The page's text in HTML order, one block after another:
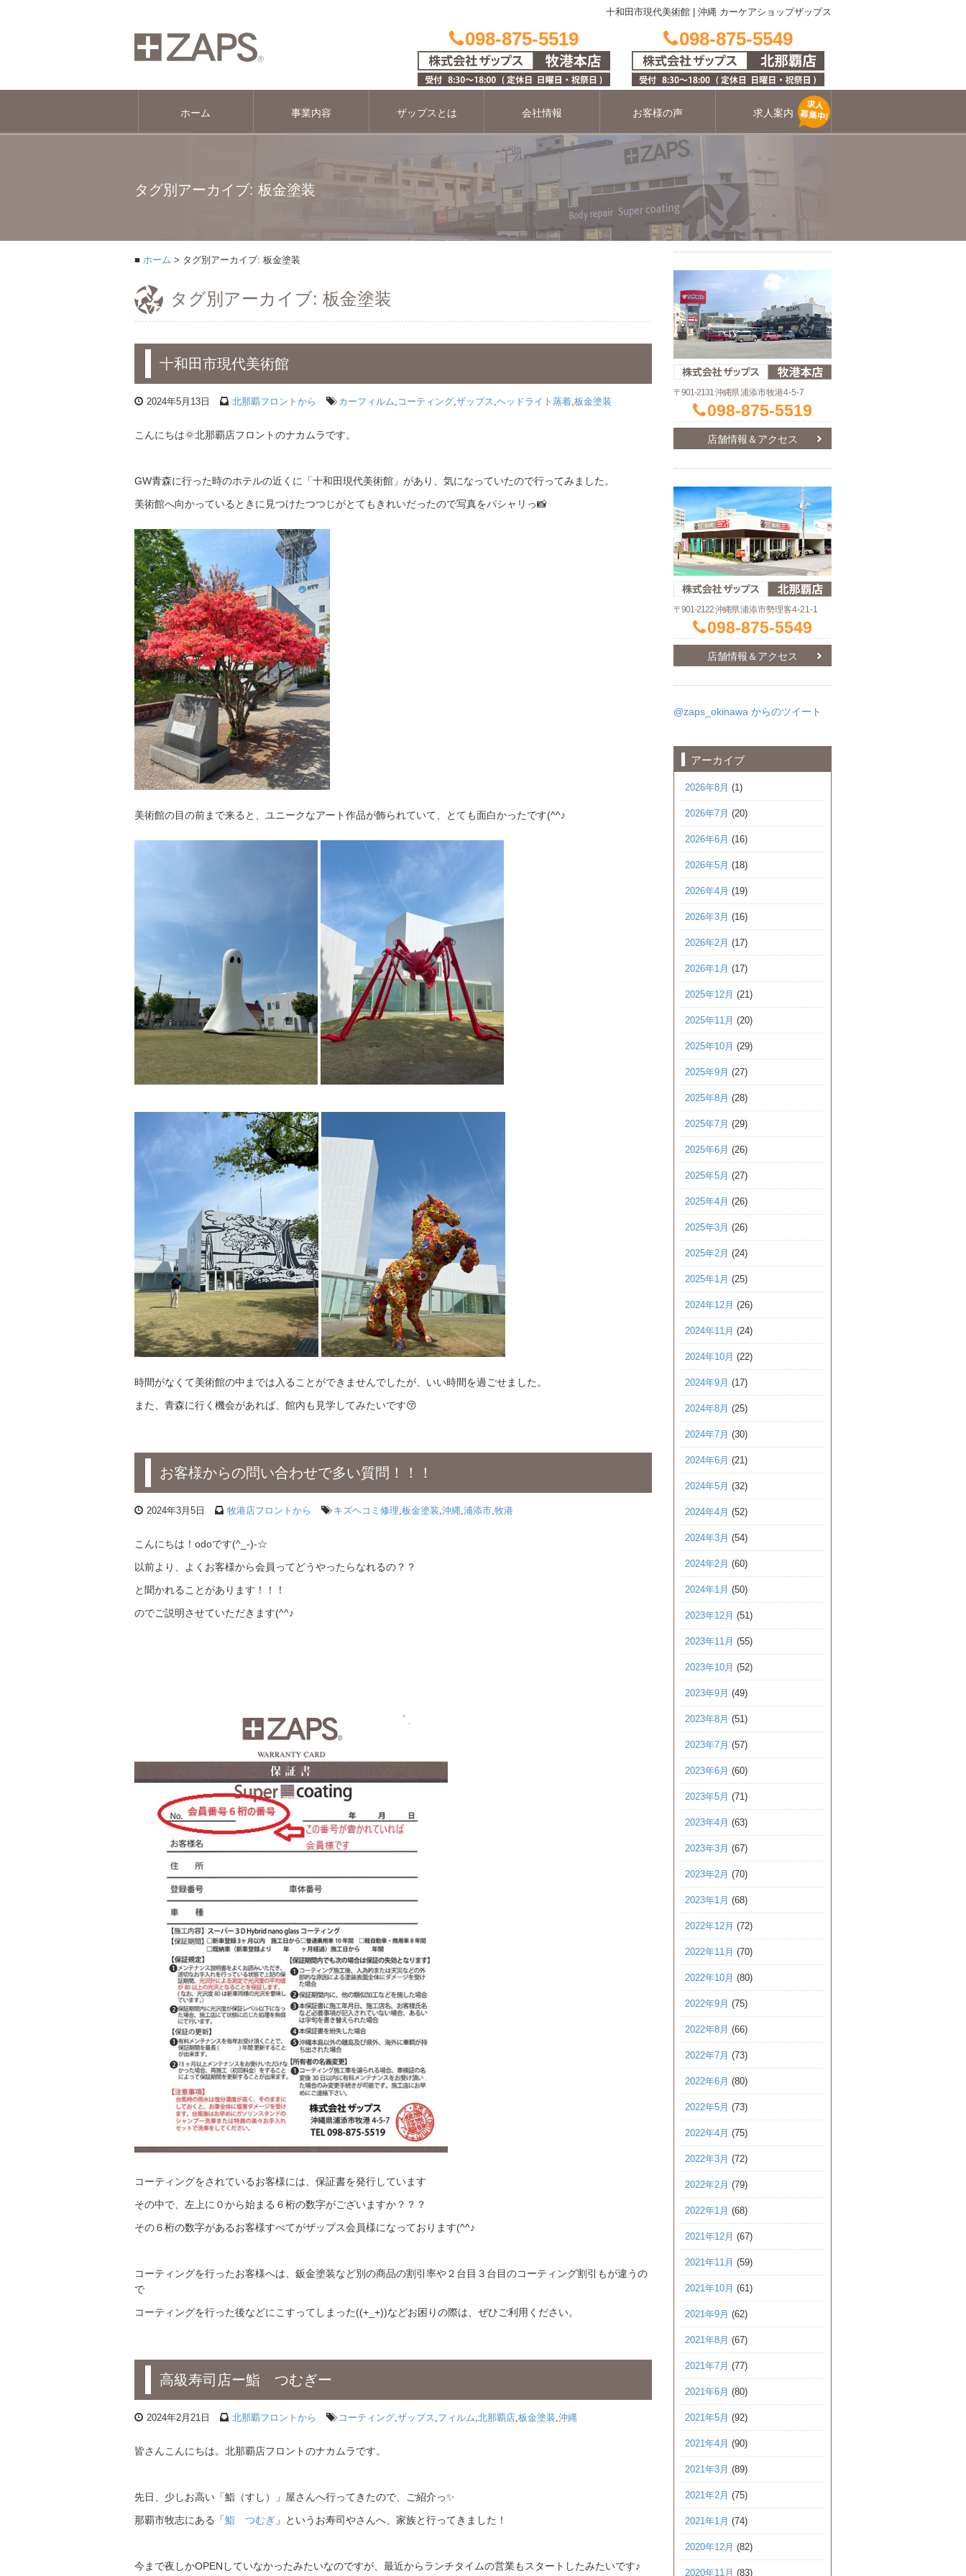
十和田市現代美術館 沖縄 カーケアショップザップス
098-875-5519 098-875-5549
ホーム 事業内容 ザップスとは 会社情報 お客様の声 求人案内
タグ別アーカイブ: 板金塗装
ホーム タグ別アーカイブ: 板金塗装
タグ別アーカイブ: 板金塗装
十和田市現代美術館
2024年5月13日 北那覇フロントから カーフィルム, コーティング,ザップス,ヘッドライト蒸着,板金塗装
こんにちは🌞北那覇店フロントのナカムラです。
GW青森に行った時のホテルの近くに「十和田現代美術館」があり、気になっていたので行ってみました。
美術館へ向かっているときに見つけたつつじがとてもきれいだったので写真をパシャリっ📸
美術館の目の前まで来ると、ユニークなアート作品が飾られていて、とても面白かったです(^^♪
時間がなくて美術館の中までは入ることができませんでしたが、いい時間を過ごせました。
また、青森に行く機会があれば、館内も見学してみたいです😚
お客様からの問い合わせで多い質問！！！
2024年3月5日 牧港店フロントから キズヘコミ修理,板金塗装,沖縄,浦添市,牧港
こんにちは！odoです(^_-)-☆
以前より、よくお客様から会員ってどうやったらなれるの？？
と聞かれることがあります！！！
のでご説明させていただきます(^^♪
コーティングをされているお客様には、保証書を発行しています
その中で、左上に０から始まる６桁の数字がございますか？？？
その６桁の数字があるお客様すべてがザップス会員様になっております(^^♪
コーティングを行ったお客様へは、鈑金塗装など別の商品の割引率や２台目３台目のコーティング割引もが違うの
で
コーティングを行った後などにこすってしまった((+_+))などお困りの際は、ぜひご利用ください。
高級寿司店ー鮨 つむぎー
2024年2月21日 北那覇フロントから コーティング,ザップス,フィルム,北那覇店,板金塗装,沖縄
皆さんこんにちは。北那覇店フロントのナカムラです。
先日、少しお高い「鮨（すし）」屋さんへ行ってきたので、ご紹介っ✨
那覇市牧志にある「鮨 つむぎ 」というお寿司やさんへ、家族と行ってきました！
今まで夜しかOPENしていなかったみたいなのですが、最近からランチタイムの営業もスタートしたみたいです♪
〒901-2131 沖縄県浦添市牧港4-5-7
098-875-5519
店舗情報＆アクセス
〒901-2122 沖縄県浦添市勢理客4-21-1
098-875-5549
店舗情報＆アクセス
@zaps_okinawa からのツイート
アーカイブ
2026年8月 (1)
2026年7月 (20)
2026年6月 (16)
2026年5月 (18)
2026年4月 (19)
2026年3月 (16)
2026年2月 (17)
2026年1月 (17)
2025年12月 (21)
2025年11月 (20)
2025年10月 (29)
2025年9月 (27)
2025年8月 (28)
2025年7月 (29)
2025年6月 (26)
2025年5月 (27)
2025年4月 (26)
2025年3月 (26)
2025年2月 (24)
2025年1月 (25)
2024年12月 (26)
2024年11月 (24)
2024年10月 (22)
2024年9月 (17)
2024年8月 (25)
2024年7月 (30)
2024年6月 (21)
2024年5月 (32)
2024年4月 (52)
2024年3月 (54)
2024年2月 (60)
2024年1月 (50)
2023年12月 (51)
2023年11月 (55)
2023年10月 (52)
2023年9月 (49)
2023年8月 (51)
2023年7月 (57)
2023年6月 (60)
2023年5月 (71)
2023年4月 (63)
2023年3月 (67)
2023年2月 (70)
2023年1月 (68)
2022年12月 (72)
2022年11月 (70)
2022年10月 (80)
2022年9月 (75)
2022年8月 (66)
2022年7月 (73)
2022年6月 (80)
2022年5月 (73)
2022年4月 (75)
2022年3月 (72)
2022年2月 (79)
2022年1月 (68)
2021年12月 (67)
2021年11月 (59)
2021年10月 (61)
2021年9月 (62)
2021年8月 (67)
2021年7月 (77)
2021年6月 (80)
2021年5月 (92)
2021年4月 (90)
2021年3月 (89)
2021年2月 (75)
2021年1月 (74)
2020年12月 (82)
2020年11月 (83)